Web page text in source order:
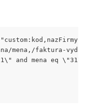
mena,/faktura-
mena eq \"31\"